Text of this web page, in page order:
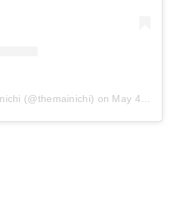
(@themainichi) on May 4, 2018 at 2:01am PDT